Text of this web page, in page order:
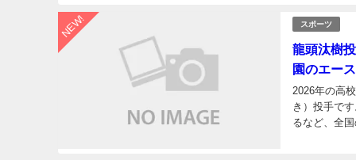
NEW! スポーツ
龍頭汰樹
園のエー
2026年の高
き）投手で
るなど、全